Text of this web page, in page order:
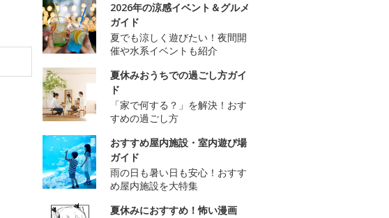
2026年の涼感イベント＆グルメ
ガイド
夏でも涼しく遊びたい！夜間開
催や水系イベントも紹介
夏休みおうちでの過ごし方ガイ
ド
「家で何する？」を解決！おす
すめの過ごし方
おすすめ屋内施設・室内遊び場
ガイド
雨の日も暑い日も安心！おすす
め屋内施設を大特集
夏休みにおすすめ！怖い漫画